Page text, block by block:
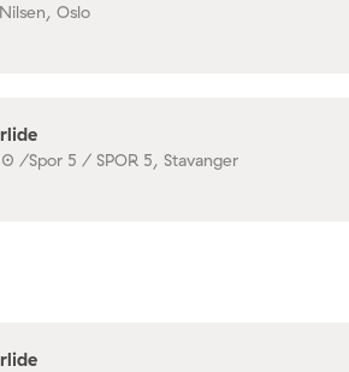
Oslo
/Spor 5 / SPOR 5, Stavanger